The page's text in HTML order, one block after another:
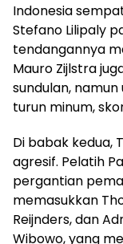
Indonesia
Stefano Lilipaly
tendangannya
Mauro Zijlstra
sundulan,
turun minum,
Di babak kedua,
agresif. Pelatih
pergantian
memasukkan
Reijnders, dan
Wibowo, yang